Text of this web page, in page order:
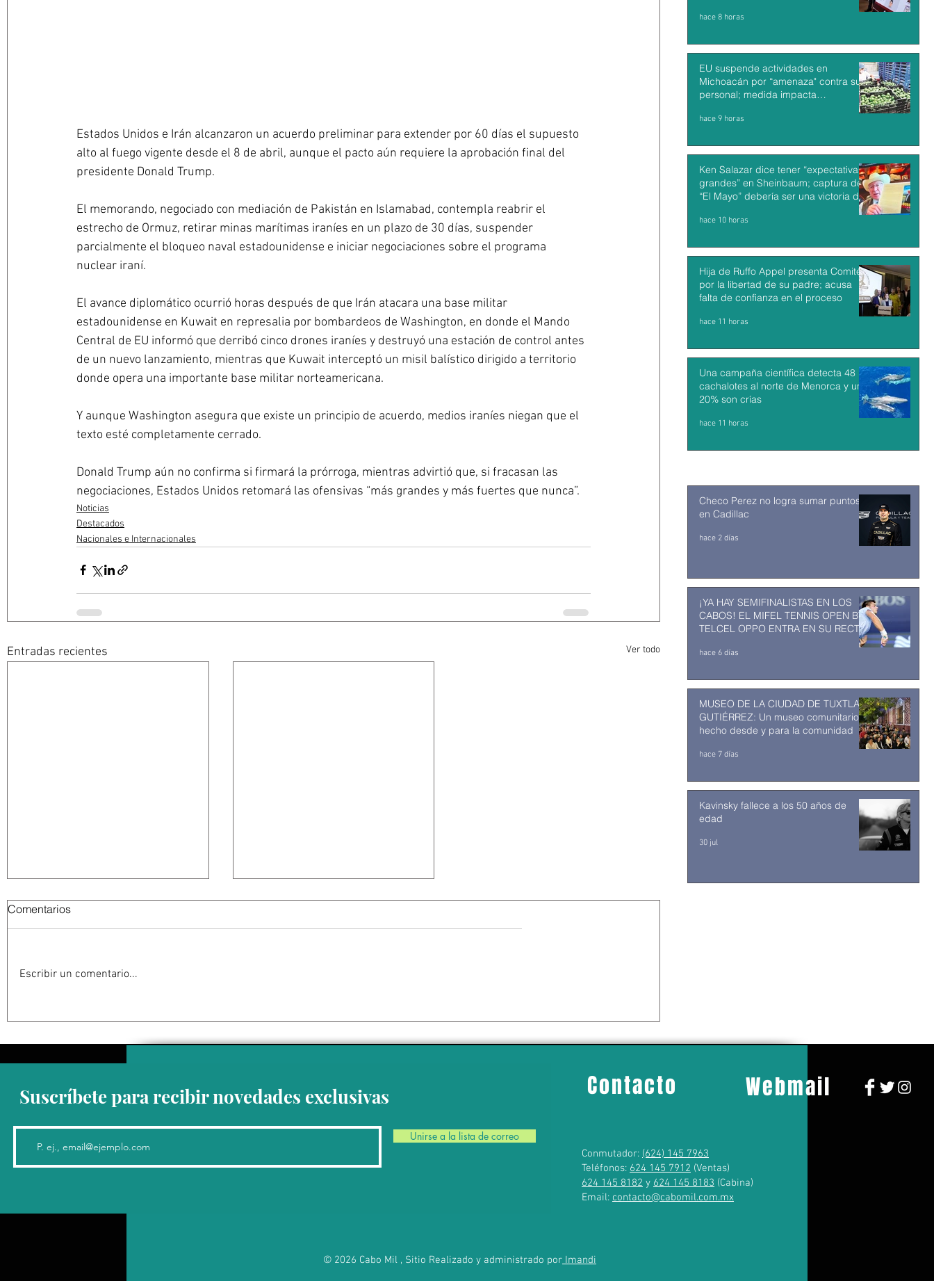
Estados Unidos e Irán alcanzaron un acuerdo preliminar para extender por 60 días el supuesto
alto al fuego vigente desde el 8 de abril, aunque el pacto aún requiere la aprobación final del
presidente Donald Trump.
El memorando, negociado con mediación de Pakistán en Islamabad, contempla reabrir el
estrecho de Ormuz, retirar minas marítimas iraníes en un plazo de 30 días, suspender
parcialmente el bloqueo naval estadounidense e iniciar negociaciones sobre el programa
nuclear iraní.
El avance diplomático ocurrió horas después de que Irán atacara una base militar
estadounidense en Kuwait en represalia por bombardeos de Washington, en donde el Mando
Central de EU informó que derribó cinco drones iraníes y destruyó una estación de control antes
de un nuevo lanzamiento, mientras que Kuwait interceptó un misil balístico dirigido a territorio
donde opera una importante base militar norteamericana.
Y aunque Washington asegura que existe un principio de acuerdo, medios iraníes niegan que el
texto esté completamente cerrado.
Donald Trump aún no confirma si firmará la prórroga, mientras advirtió que, si fracasan las
negociaciones, Estados Unidos retomará las ofensivas “más grandes y más fuertes que nunca”.
Noticias
Destacados
Nacionales e Internacionales
Entradas recientes Ver todo
Jalisco: frenar las conexiones
con la política mexicana y su
contra su personal; medida
Comentarios
Escribir un comentario...
hace 8 horas
EU suspende actividades en
Michoacán por “amenaza" contra su
personal; medida impacta
exportaciones de aguacate mexicano
hace 9 horas
Ken Salazar dice tener “expectativas
grandes” en Sheinbaum; captura de
“El Mayo” debería ser una victoria de
hace 10 horas
Hija de Ruffo Appel presenta Comité
por la libertad de su padre; acusa
falta de confianza en el proceso
hace 11 horas
Una campaña científica detecta 48
cachalotes al norte de Menorca y un
20% son crías
hace 11 horas
Checo Perez no logra sumar puntos
en Cadillac
hace 2 días
¡YA HAY SEMIFINALISTAS EN LOS
CABOS! EL MIFEL TENNIS OPEN BY
TELCEL OPPO ENTRA EN SU RECTA
hace 6 días
MUSEO DE LA CIUDAD DE TUXTLA
GUTIÉRREZ: Un museo comunitario
hecho desde y para la comunidad
hace 7 días
Kavinsky fallece a los 50 años de
edad
30 jul
Suscríbete para recibir novedades exclusivas
Unirse a la lista de correo
Contacto Webmail
Conmutador: (624) 145 7963
Teléfonos: 624 145 7912 (Ventas)
624 145 8182 y 624 145 8183 (Cabina)
Email: contacto@cabomil.com.mx
© 2026 Cabo Mil , Sitio Realizado y administrado por Imandi